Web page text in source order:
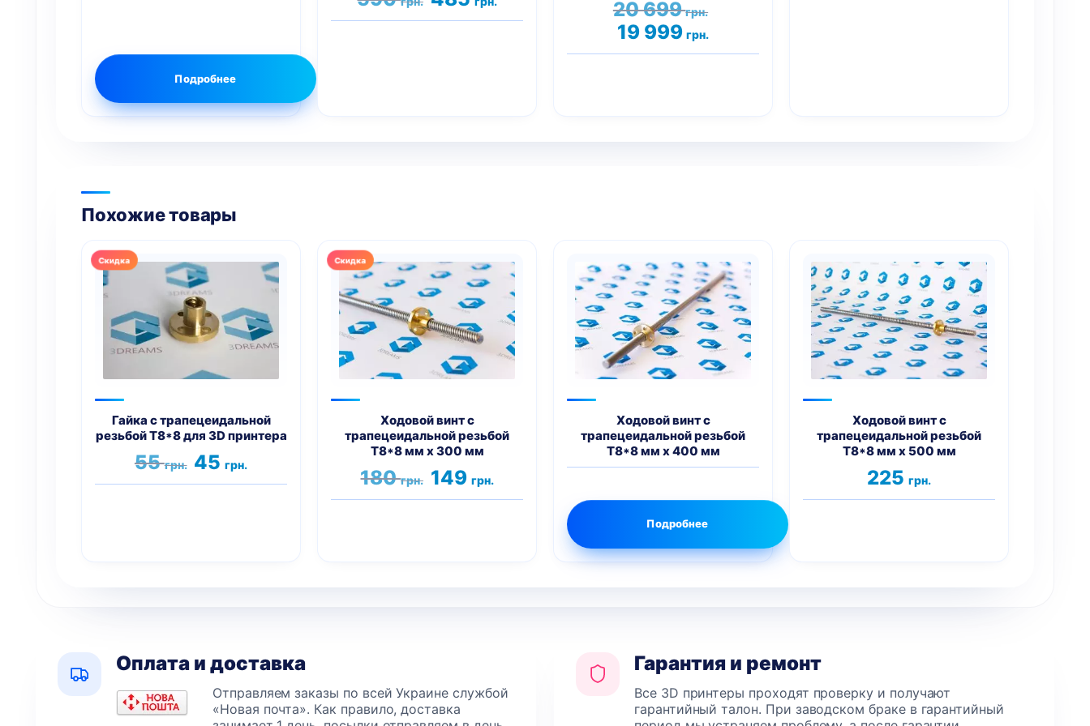
Подробнее
цена
составляла
цена:
485 грн..
Оценка20 699грн.
20
19 999грн.
цена:
19
Похожие товары
Гайка с трапецеидальной
резьбой Т8*8 для 3D принтера
55грн.
Первоначальная
цена
составляла
45грн.
цена:
45 грн..
Ходовой винт с
трапецеидальной резьбой
T8*8 мм х 300 мм
180грн. Первоначальная
цена
составляла
149 грн.
цена:
149 грн..
Ходовой винт с
трапецеидальной резьбой
T8*8 мм х 400 мм
Подробнее
Ходовой винт с
трапецеидальной резьбой
T8*8 мм х 500 мм
225 грн.
Оплата и доставка
Отправляем заказы по всей Украине службой
«Новая почта». Как правило, доставка
Гарантия и ремонт
Все 3D принтеры проходят проверку и получают
гарантийный талон. При заводском браке в гарантийный